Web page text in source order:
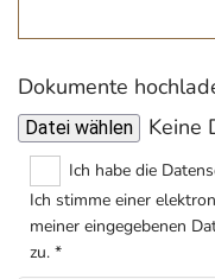
Dokumente
Datei wählen Keine
Ich habe die
Ich stimme einer
meiner eingegebenen
zu. *